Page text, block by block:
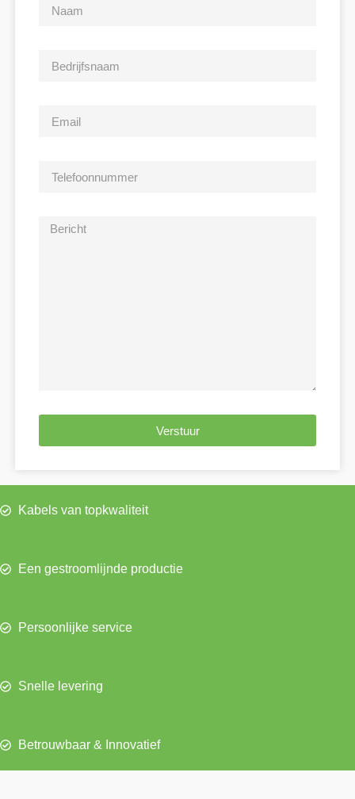
Verstuur
Kabels van topkwaliteit
Een gestroomlijnde productie
Persoonlijke service
Snelle levering
Betrouwbaar & Innovatief